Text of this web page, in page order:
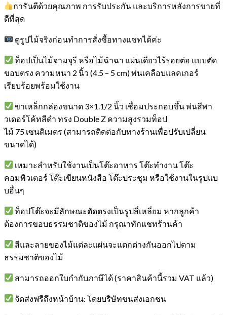
การันตีด้วยคุณภาพ การรับประกัน และบริการหลังการขายที่
ดีที่สุด
ดูรูปไม้จริงก่อนทำการสั่งซื้อทางแชทได้ค่ะ
ท็อปเป็นไม้จามจุรี หรือไม้ฉำฉา แผ่นเดียวไร้รอยต่อ แบบตัด
ขอบตรง ความหนา 2 นิ้ว (4.5 – 5 cm) พ่นเคลือบแลคเกอร์
เรียบร้อยพร้อมใช้งาน
ขาเหล็กกล่องขนาด 3×1.1/2 นิ้ว เชื่อมประกอบขึ้น พ่นสีพา
วเดอร์โค้ทสีดำ ทรง Double Z ความสูงรวมท็อป
ไม้ 75 เซนติเมตร (สามารถติดต่อกับทางร้านเพื่อปรับเปลี่ยน
ขนาดได้)
เหมาะสำหรับใช้งานเป็นโต๊ะอาหาร โต๊ะทำงาน โต๊ะ
คอมพิวเตอร์ โต๊ะเขียนหนังสือ โต๊ะประชุม หรือใช้งานในรูปแบ
บอื่นๆ
ท็อปโต๊ะจะมีลักษณะตัดตรงเป็นรูปสี่เหลี่ยม หากลูกค้า
ต้องการขอบธรรมชาติของไม้ กรุณาทักแชทร้านค้า
สีและลายของไม้แต่ละแผ่นจะแตกต่างกันออกไปตาม
ธรรมชาติของไม้
สามารถออกใบกำกับภาษีได้ (ราคาสินค้านี้รวม VAT แล้ว)
จัดส่งฟรีถึงหน้าบ้าน: โดยบริษัทขนส่งเอกชน